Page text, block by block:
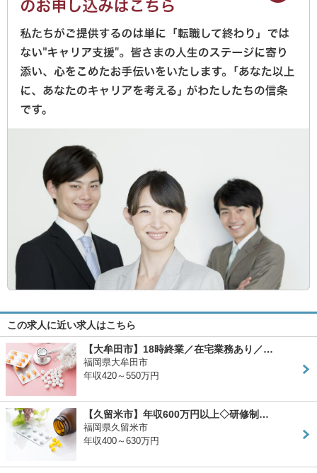
この求人に近い求人はこちら
【大牟田市】18時終業／在宅業務あり／…
福岡県大牟田市
年収420～550万円
【久留米市】年収600万円以上◇研修制…
福岡県久留米市
年収400～630万円